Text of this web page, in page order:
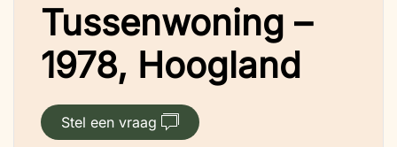
Tussenwoning –
1978, Hoogland
Stel een vraag